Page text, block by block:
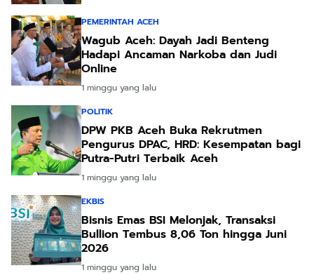
PEMERINTAH ACEH
Wagub Aceh: Dayah Jadi Benteng
Hadapi Ancaman Narkoba dan Judi
Online
1 minggu yang lalu
POLITIK
DPW PKB Aceh Buka Rekrutmen
Pengurus DPAC, HRD: Kesempatan bagi
Putra-Putri Terbaik Aceh
1 minggu yang lalu
EKBIS
Bisnis Emas BSI Melonjak, Transaksi
Bullion Tembus 8,06 Ton hingga Juni
2026
1 minggu yang lalu